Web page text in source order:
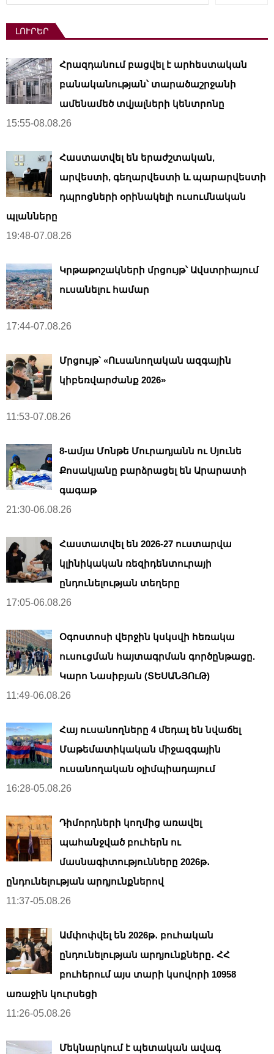
ԼՈՒՐԵՐ
Հրազդանում բացվել է արհեստական ​​
բանականության՝ տարածաշրջանի
ամենամեծ տվյալների կենտրոնը
15:55-08.08.26
Հաստատվել են երաժշտական,
արվեստի, գեղարվեստի և պարարվեստի
դպրոցների օրինակելի ուսումնական
պլանները
19:48-07.08.26
Կրթաթոշակների մրցույթ՝ Ավստրիայում
ուսանելու համար
17:44-07.08.26
Մրցույթ՝ «Ուսանողական ազգային
կիբեռվարժանք 2026»
11:53-07.08.26
8-ամյա Մոնթե Մուրադյանն ու Սյունե
Քոսակյանը բարձրացել են Արարատի
գագաթ
21:30-06.08.26
Հաստատվել են 2026-27 ուստարվա
կլինիկական ռեզիդենտուրայի
ընդունելության տեղերը
17:05-06.08.26
Օգոստոսի վերջին կսկսվի հեռակա
ուսուցման հայտագրման գործընթացը.
Կարո Նասիբյան (ՏԵՍԱՆՅՈւԹ)
11:49-06.08.26
Հայ ուսանողները 4 մեդալ են նվաճել
Մաթեմատիկական միջազգային
ուսանողական օլիմպիադայում
16:28-05.08.26
Դիմորդների կողմից առավել
պահանջված բուհերն ու
մասնագիտությունները 2026թ․
ընդունելության արդյունքներով
11:37-05.08.26
Ամփոփվել են 2026թ․ բուհական
ընդունելության արդյունքները․ ՀՀ
բուհերում այս տարի կսովորի 10958
առաջին կուրսեցի
11:26-05.08.26
Մեկնարկում է պետական ավագ